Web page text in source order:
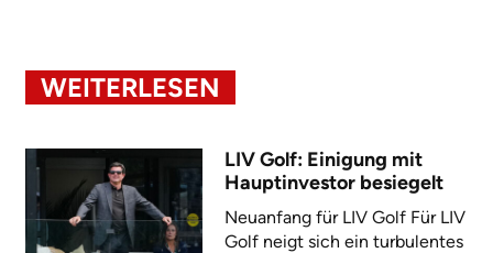
WEITERLESEN
LIV Golf: Einigung mit
Hauptinvestor besiegelt
Neuanfang für LIV Golf Für LIV
Golf neigt sich ein turbulentes